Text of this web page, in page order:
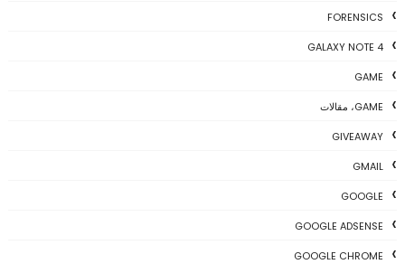
FORENSICS
GALAXY NOTE 4
GAME
GAME، مقالات
GIVEAWAY
GMAIL
GOOGLE
GOOGLE ADSENSE
GOOGLE CHROME